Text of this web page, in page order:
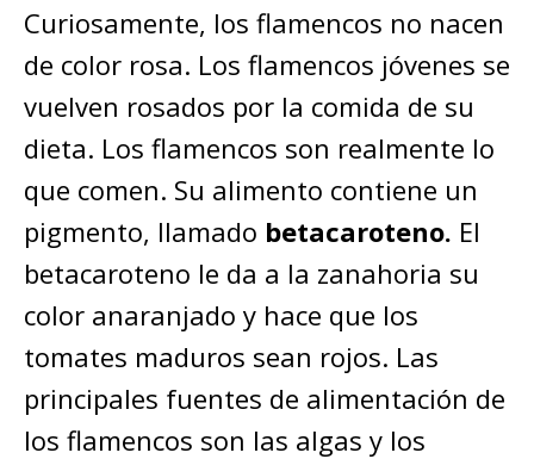
Curiosamente, los flamencos no nacen
de color rosa. Los flamencos jóvenes se
vuelven rosados por la comida de su
dieta. Los flamencos son realmente lo
que comen. Su alimento contiene un
pigmento, llamado betacaroteno. El
betacaroteno le da a la zanahoria su
color anaranjado y hace que los
tomates maduros sean rojos. Las
principales fuentes de alimentación de
los flamencos son las algas y los